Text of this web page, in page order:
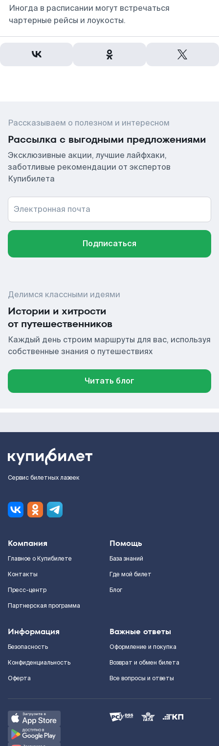
Иногда в расписании могут встречаться
чартерные рейсы и лоукосты.
Рассказываем о полезном и интересном
Рассылка с выгодными предложениями
Эксклюзивные акции, лучшие лайфхаки,
заботливые рекомендации от экспертов
Купибилета
Электронная почта
Подписаться
Делимся классными идеями
Истории и хитрости
от путешественников
Каждый день строим маршруты для вас, используя
собственные знания о путешествиях
Читать блог
Сервис билетных лазеек
Компания
Главное о Купибилете
Контакты
Пресс-центр
Партнерская программа
Помощь
База знаний
Где мой билет
Блог
Информация
Безопасность
Конфиденциальность
Оферта
Важные ответы
Оформление и покупка
Возврат и обмен билета
Все вопросы и ответы